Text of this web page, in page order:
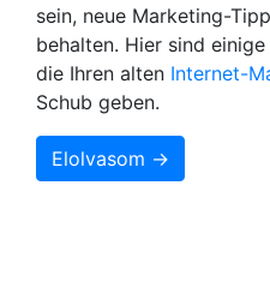
sein, neue Marketing-
behalten. Hier sind
die Ihren alten Internet-
Schub geben.
Elolvasom →